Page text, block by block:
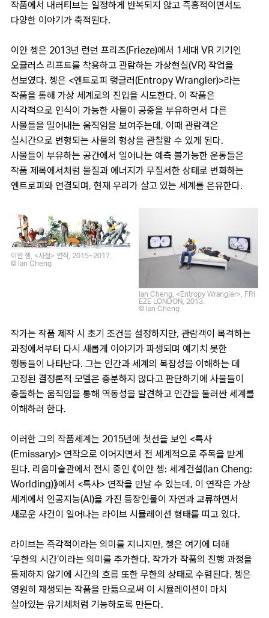
작품에서 내러티브는 일정하게 반복되지 않고 즉흥적이면서도
다양한 이야기가 축적된다.
이안 쳉은 2013년 런던 프리즈(Frieze)에서 1세대 VR 기기인
오큘러스 리프트를 착용하고 관람하는 가상현실(VR) 작업을
선보였다. 쳉은 <엔트로피 랭글러(Entropy Wrangler)>라는
작품을 통해 가상 세계로의 진입을 시도한다. 이 작품은
시각적으로 인식이 가능한 사물이 공중을 부유하면서 다른
사물들을 밀어내는 움직임을 보여주는데, 이때 관람객은
실시간으로 변형되는 사물의 형상을 관찰할 수 있게 된다.
사물들이 부유하는 공간에서 일어나는 예측 불가능한 운동들은
작품 제목에서처럼 물질과 에너지가 무질서한 상태로 변화하는
엔트로피와 연결되며, 현재 우리가 살고 있는 세계를 은유한다.
이안 쳉, <사절> 연작, 2015~2017.
© Ian Cheng
Ian Cheng, <Entropy Wrangler>, FRI
EZE LONDON, 2013.
© Ian Cheng
작가는 작품 제작 시 초기 조건을 설정하지만, 관람객이 목격하는
과정에서부터 다시 새롭게 이야기가 파생되며 예기치 못한
행동들이 나타난다. 그는 인간과 세계의 복잡성을 이해하는 데
고정된 결정론적 모델은 충분하지 않다고 판단하기에 사물들이
충돌하는 움직임을 통해 역동성을 발견하고 인간을 둘러싼 세계를
이해하려 한다.
이러한 그의 작품세계는 2015년에 첫선을 보인 <특사
(Emissary)> 연작으로 이어지면서 전 세계적으로 주목을 받게
된다. 리움미술관에서 전시 중인 《이안 쳉: 세계건설(Ian Cheng:
Worlding)》에서 <특사> 연작을 만날 수 있는데, 이 연작은 가상
세계에서 인공지능(AI)을 가진 등장인물이 자연과 교류하면서
새로운 사건이 일어나는 라이브 시뮬레이션 형태를 띠고 있다.
라이브는 즉각적이라는 의미를 지니지만, 쳉은 여기에 더해
‘무한의 시간’이라는 의미를 추가한다. 작가가 작품의 진행 과정을
통제하지 않기에 시간의 흐름 또한 무한의 상태로 수렴된다. 쳉은
영원히 재생되는 작품을 만듦으로써 이 시뮬레이션이 마치
살아있는 유기체처럼 기능하도록 만든다.